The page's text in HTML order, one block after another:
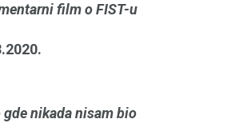
film o FIST-u
gde nikada nisam bio